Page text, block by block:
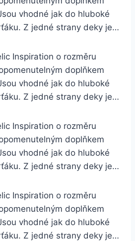
vhodné jak do hluboké
Z jedné strany deky je…
Inspiration o rozměru
doplňkem
vhodné jak do hluboké
Z jedné strany deky je…
Inspiration o rozměru
doplňkem
vhodné jak do hluboké
Z jedné strany deky je…
Inspiration o rozměru
doplňkem
vhodné jak do hluboké
Z jedné strany deky je…